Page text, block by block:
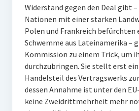
Widerstand gegen den Deal gibt
Nationen mit einer starken
Polen und Frankreich befürchten
Schwemme aus Lateinamerika –
Kommission zu einem Trick, um
durchzubringen. Sie stellt erst
Handelsteil des Vertragswerks
dessen Annahme ist unter den
keine Zweidrittmehrheit mehr